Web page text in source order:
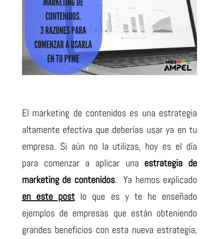
El marketing de contenidos es una estrategia
altamente efectiva que deberías usar ya en tu
empresa. Si aún no la utilizas, hoy es el día
para comenzar a aplicar una estrategia de
marketing de contenidos. Ya hemos explicado
en este post lo que es y te he enseñado
ejemplos de empresas que están obteniendo
grandes beneficios con esta nueva estrategia,